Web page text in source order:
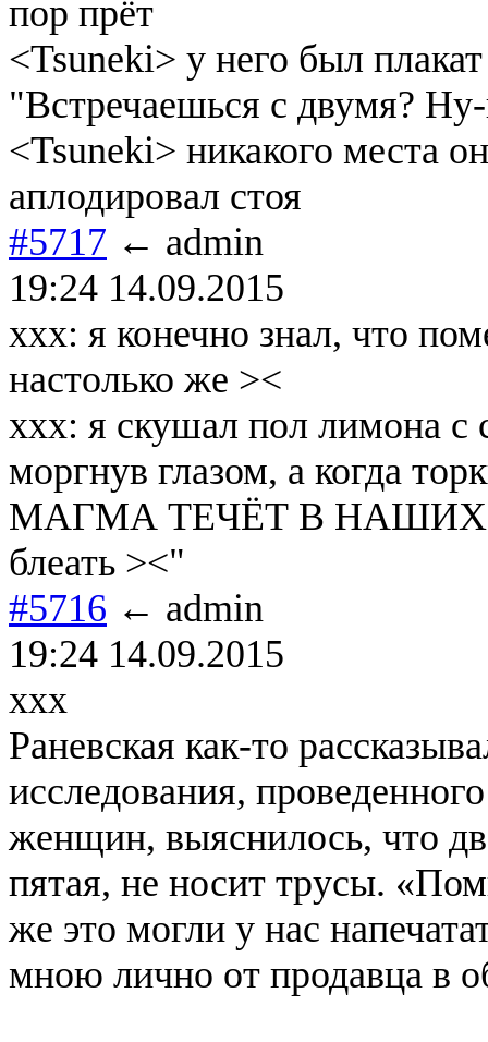
пор прёт
<Tsuneki> у него был
"Встречаешься с двумя?
<Tsuneki> никакого места
аплодировал стоя
#5717 ← admin
19:24 14.09.2015
ххх: я конечно знал, что
настолько же ><
ххх: я скушал пол лимона с
моргнув глазом, а когда
МАГМА ТЕЧЁТ В НАШИХ
блеать ><"
#5716 ← admin
19:24 14.09.2015
xxx
Раневская как-то
исследования,
женщин, выяснилось, что
пятая, не носит трусы.
же это могли у нас
мною лично от продавца в